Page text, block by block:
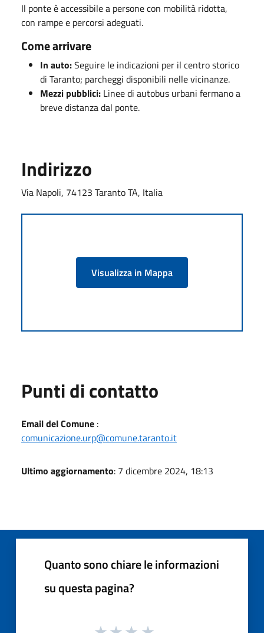
Il ponte è accessibile a persone con mobilità ridotta,
con rampe e percorsi adeguati.
Come arrivare
In auto:Seguire le indicazioni per il centro storico
di Taranto; parcheggi disponibili nelle vicinanze.
Mezzi pubblici: Linee di autobus urbani fermano a
breve distanza dal ponte.
Indirizzo
Via Napoli, 74123 Taranto TA, Italia
Visualizza in Mappa
Punti di contatto
Email del Comune :
comunicazione.urp@comune.taranto.it
Ultimo aggiornamento: 7 dicembre 2024, 18:13
Quanto sono chiare le informazioni
su questa pagina?